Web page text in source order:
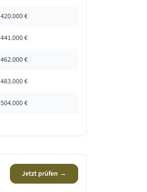
420.000 €
441.000 €
462.000 €
483.000 €
504.000 €
Jetzt prüfen →